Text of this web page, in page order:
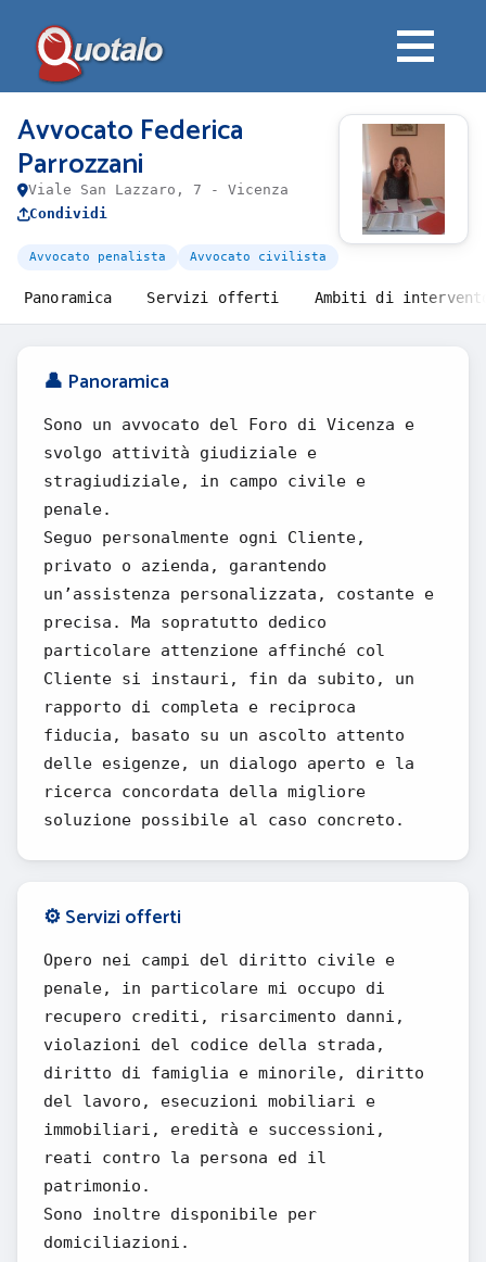
Avvocato Federica
Parrozzani
Viale San Lazzaro, 7 - Vicenza
Condividi
Avvocato penalista Avvocato civilista
Panoramica Servizi offerti Ambiti di
👤 Panoramica
Sono un avvocato del Foro di Vicenza e
svolgo attività giudiziale e
stragiudiziale, in campo civile e
penale.
Seguo personalmente ogni Cliente,
privato o azienda, garantendo
un’assistenza personalizzata, costante e
precisa. Ma sopratutto dedico
particolare attenzione affinché col
Cliente si instauri, fin da subito, un
rapporto di completa e reciproca
fiducia, basato su un ascolto attento
delle esigenze, un dialogo aperto e la
ricerca concordata della migliore
soluzione possibile al caso concreto.
⚙️ Servizi offerti
Opero nei campi del diritto civile e
penale, in particolare mi occupo di
recupero crediti, risarcimento danni,
violazioni del codice della strada,
diritto di famiglia e minorile, diritto
del lavoro, esecuzioni mobiliari e
immobiliari, eredità e successioni,
reati contro la persona ed il
patrimonio.
Sono inoltre disponibile per
domiciliazioni.